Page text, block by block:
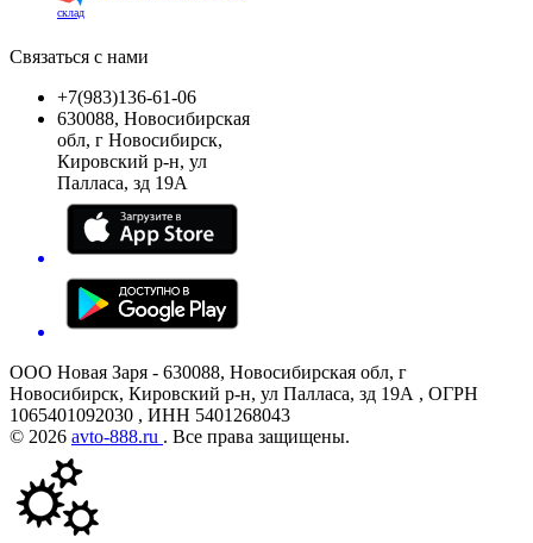
склад
Связаться с нами
+7(983)136-61-06
630088, Новосибирская
обл, г Новосибирск,
Кировский р-н, ул
Палласа, зд 19А
ООО Новая Заря - 630088, Новосибирская обл, г
Новосибирск, Кировский р-н, ул Палласа, зд 19А , ОГРН
1065401092030 , ИНН 5401268043
© 2026 avto-888.ru . Все права защищены.